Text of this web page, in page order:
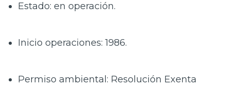
Estado: en operación.
Inicio operaciones: 1986.
Permiso ambiental: Resolución Exenta